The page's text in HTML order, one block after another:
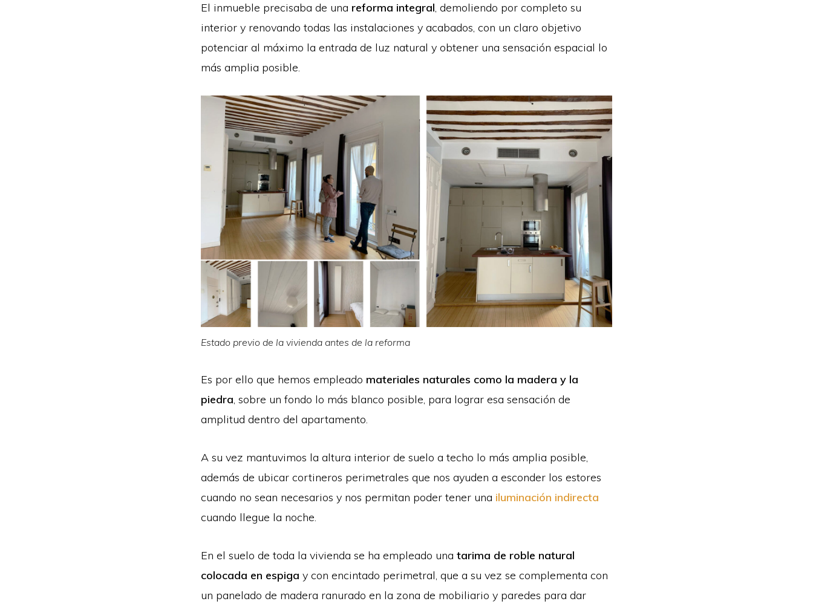
El inmueble precisaba de una reforma integral, demoliendo por completo su
interior y renovando todas las instalaciones y acabados, con un claro objetivo
potenciar al máximo la entrada de luz natural y obtener una sensación espacial lo
más amplia posible.
Estado previo de la vivienda antes de la reforma
Es por ello que hemos empleado materiales naturales como la madera y la
piedra, sobre un fondo lo más blanco posible, para lograr esa sensación de
amplitud dentro del apartamento.
A su vez mantuvimos la altura interior de suelo a techo lo más amplia posible,
además de ubicar cortineros perimetrales que nos ayuden a esconder los estores
cuando no sean necesarios y nos permitan poder tener una iluminación indirecta
cuando llegue la noche.
En el suelo de toda la vivienda se ha empleado una tarima de roble natural
colocada en espiga y con encintado perimetral, que a su vez se complementa con
un panelado de madera ranurado en la zona de mobiliario y paredes para dar